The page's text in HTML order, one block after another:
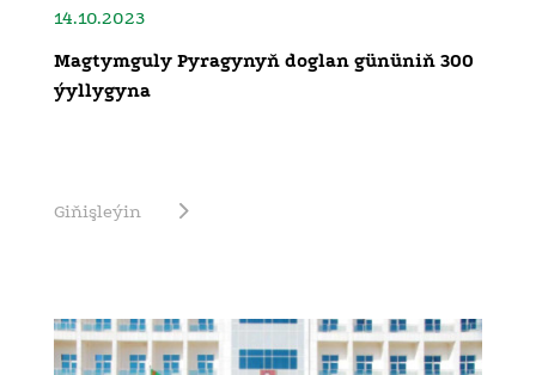
14.10.2023
Magtymguly Pyragynyň doglan gününiň 300
ýyllygyna
Giňişleýin